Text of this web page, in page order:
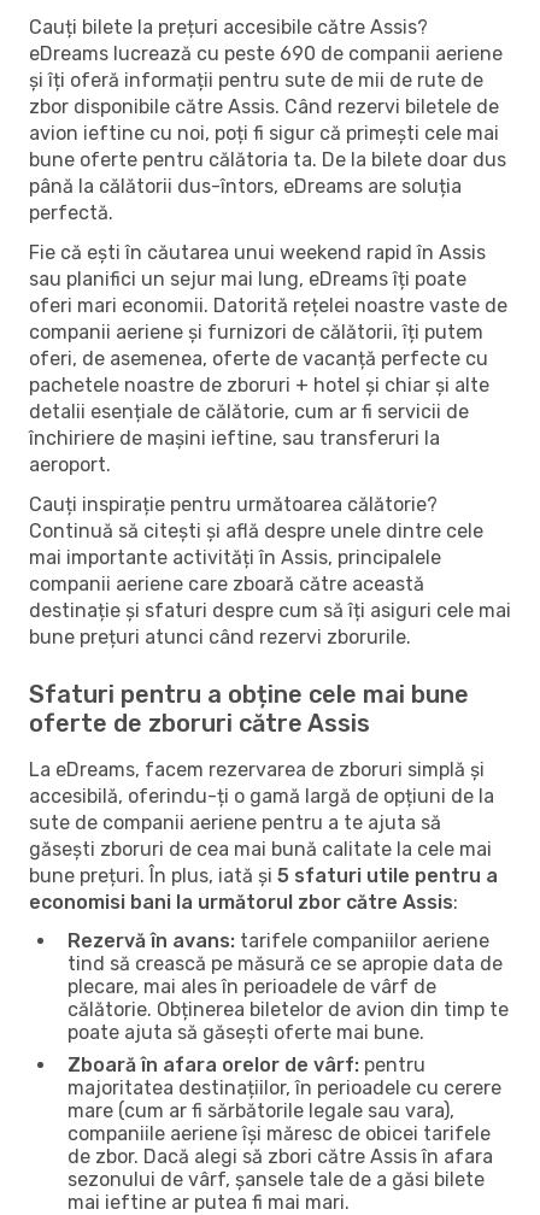
Cauți bilete la prețuri accesibile către Assis?
eDreams lucrează cu peste 690 de companii aeriene
și îți oferă informații pentru sute de mii de rute de
zbor disponibile către Assis. Când rezervi biletele de
avion ieftine cu noi, poți fi sigur că primești cele mai
bune oferte pentru călătoria ta. De la bilete doar dus
până la călătorii dus-întors, eDreams are soluția
perfectă.
Fie că ești în căutarea unui weekend rapid în Assis
sau planifici un sejur mai lung, eDreams îți poate
oferi mari economii. Datorită rețelei noastre vaste de
companii aeriene și furnizori de călătorii, îți putem
oferi, de asemenea, oferte de vacanță perfecte cu
pachetele noastre de zboruri + hotel și chiar și alte
detalii esențiale de călătorie, cum ar fi servicii de
închiriere de mașini ieftine, sau transferuri la
aeroport.
Cauți inspirație pentru următoarea călătorie?
Continuă să citești și află despre unele dintre cele
mai importante activități în Assis, principalele
companii aeriene care zboară către această
destinație și sfaturi despre cum să îți asiguri cele mai
bune prețuri atunci când rezervi zborurile.
Sfaturi pentru a obține cele mai bune
oferte de zboruri către Assis
La eDreams, facem rezervarea de zboruri simplă și
accesibilă, oferindu-ți o gamă largă de opțiuni de la
sute de companii aeriene pentru a te ajuta să
găsești zboruri de cea mai bună calitate la cele mai
bune prețuri. În plus, iată și 5 sfaturi utile pentru a
economisi bani la următorul zbor către Assis:
Rezervă în avans: tarifele companiilor aeriene
tind să crească pe măsură ce se apropie data de
plecare, mai ales în perioadele de vârf de
călătorie. Obținerea biletelor de avion din timp te
poate ajuta să găsești oferte mai bune.
Zboară în afara orelor de vârf: pentru
majoritatea destinațiilor, în perioadele cu cerere
mare (cum ar fi sărbătorile legale sau vara),
companiile aeriene își măresc de obicei tarifele
de zbor. Dacă alegi să zbori către Assis în afara
sezonului de vârf, șansele tale de a găsi bilete
mai ieftine ar putea fi mai mari.